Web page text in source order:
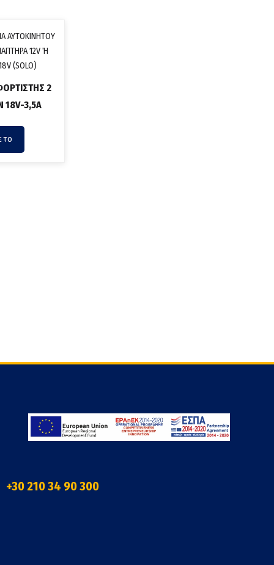
2
18V-3,5A
το
+30 210 34 90 300